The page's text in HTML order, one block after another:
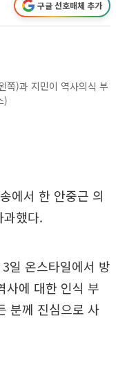
구글 선호매체 추가
쪽)과 지민이 역사의식 부
)
에서 한 안중근 의
했다.
일 온스타일에서 방
사에 대한 인식 부
분께 진심으로 사